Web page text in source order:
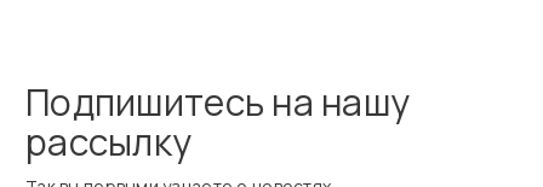
Подпишитесь на нашу
рассылку